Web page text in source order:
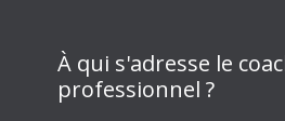
À qui s'adresse le
professionnel ?